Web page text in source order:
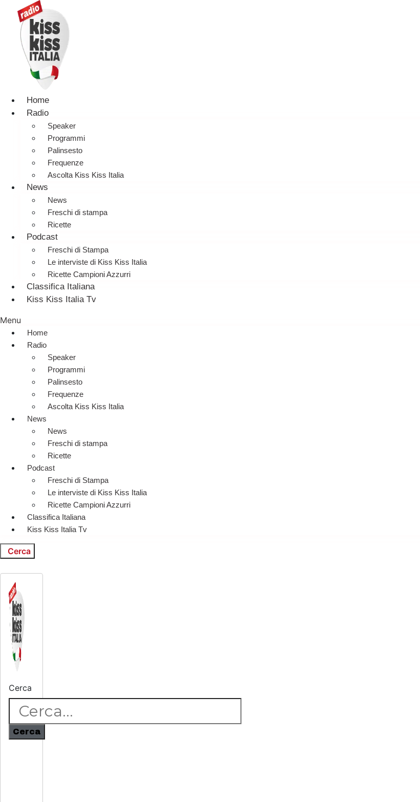
Home
Radio
Speaker
Programmi
Palinsesto
Frequenze
Ascolta Kiss Kiss Italia
News
News
Freschi di stampa
Ricette
Podcast
Freschi di Stampa
Le interviste di Kiss Kiss Italia
Ricette Campioni Azzurri
Classifica Italiana
Kiss Kiss Italia Tv
Menu
Home
Radio
Speaker
Programmi
Palinsesto
Frequenze
Ascolta Kiss Kiss Italia
News
News
Freschi di stampa
Ricette
Podcast
Freschi di Stampa
Le interviste di Kiss Kiss Italia
Ricette Campioni Azzurri
Classifica Italiana
Kiss Kiss Italia Tv
Cerca
Cerca
Cerca